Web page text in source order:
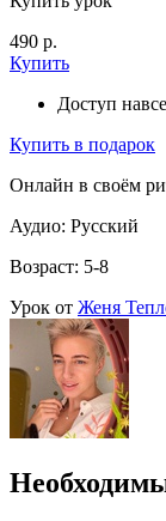
490 р.
Купить
Доступ
Купить в подарок
Онлайн в своём
Аудио: Русский
Возраст: 5-8
Урок от Женя